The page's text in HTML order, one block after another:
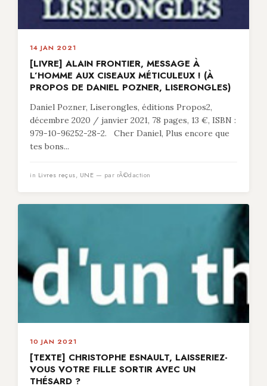
14 JAN 2021
[LIVRE] ALAIN FRONTIER, MESSAGE À
L’HOMME AUX CISEAUX MÉTICULEUX ! (À
PROPOS DE DANIEL POZNER, LISERONGLES)
Daniel Pozner, Liserongles, éditions Propos2,
décembre 2020 / janvier 2021, 78 pages, 13 €, ISBN :
979-10-96252-28-2. Cher Daniel, Plus encore que
tes bons...
in Livres reçus, UNE — par rÃ©daction
10 JAN 2021
[TEXTE] CHRISTOPHE ESNAULT, LAISSERIEZ-
VOUS VOTRE FILLE SORTIR AVEC UN
THÉSARD ?